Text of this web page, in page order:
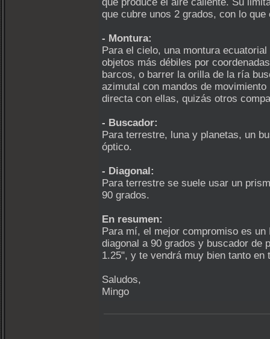
que cubre unos 2 grados, con lo
- Montura:
Para el cielo, una montura
objetos más débiles por
barcos, o barrer la orilla de la ría
azimutal con mandos de
directa con ellas, quizás otros
- Buscador:
Para terrestre, luna y planetas, un
óptico.
- Diagonal:
Para terrestre se suele usar un
90 grados.
En resumen:
Para mí, el mejor compromiso es
diagonal a 90 grados y buscador de
1.25", y te vendrá muy bien tanto
Saludos,
Mingo